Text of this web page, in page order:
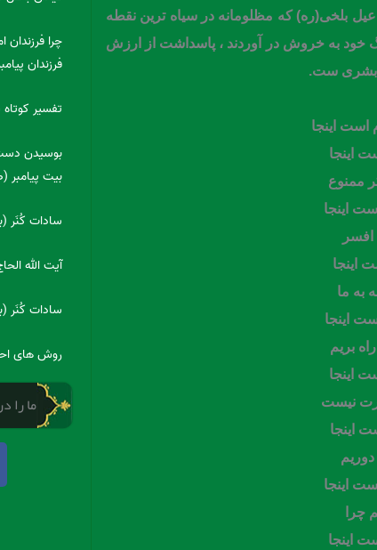
بلخی(ره) که مظلومانه در سیاه ترین نقطه
خود به خروش در آوردند ، پاسداشت از ارزش
بشری ست.
اینجا
اینجا
ممنوع
اینجا
اینجا
به ما
اینجا
بریم
اینجا
نیست
اینجا
اینجا
چرا
اینجا
چرا
فرزندان
تفسیر
بوسیدن
بیت
سادات کُنَر
آیت الله
سادات کُنَر
روش های
ما را